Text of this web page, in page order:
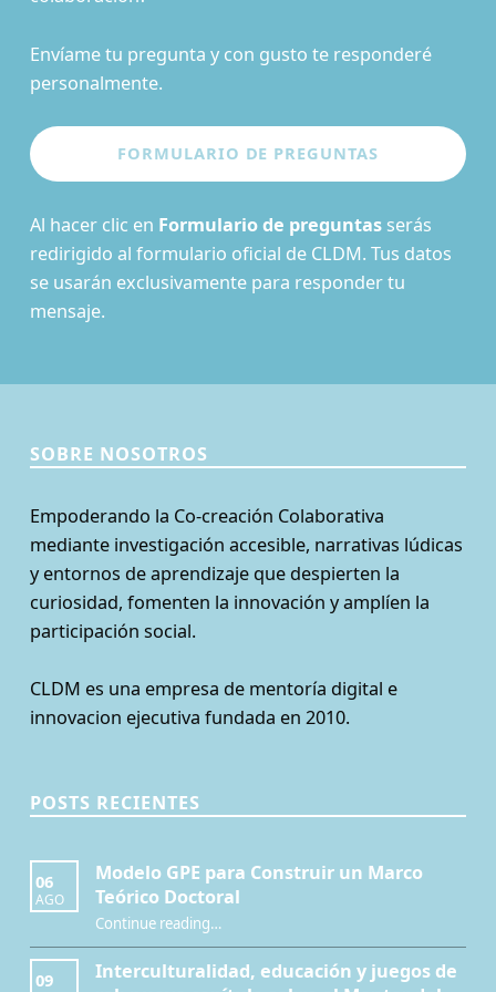
Envíame tu pregunta y con gusto te responderé
personalmente.
Al hacer clic en Formulario de preguntasserás
redirigido al formulario oficial de CLDM. Tus datos
se usarán exclusivamente para responder tu
mensaje.
SOBRE NOSOTROS
Empoderando la Co-creación Colaborativa
mediante investigación accesible, narrativas lúdicas
y entornos de aprendizaje que despierten la
curiosidad, fomenten la innovación y amplíen la
participación social.
CLDM es una empresa de mentoría digital e
innovacion ejecutiva fundada en 2010.
POSTS RECIENTES
06
AGO
Modelo GPE para Construir un Marco
Teórico Doctoral
Continue reading“Modelo GPE para Construir un Marco Teórico Doctoral”
…
09
Interculturalidad, educación y juegos de